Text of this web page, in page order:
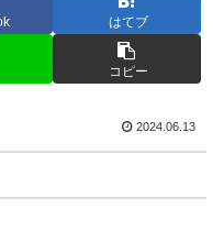
はてブ
コピー
2024.06.13